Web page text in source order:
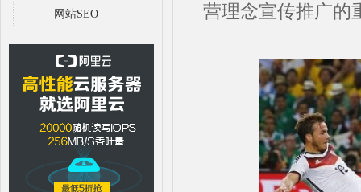
网站SEO
营理念宣传推广的